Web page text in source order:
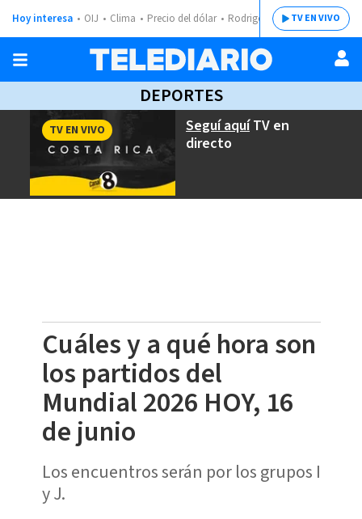
Hoy interesa OIJ Clima Precio del dólar Rodrigo ChavesTV EN VIVO
DEPORTES
Seguí aquíTV en
directo
TV EN VIVO
Cuáles y a qué hora son
los partidos del
Mundial 2026 HOY, 16
de junio
Los encuentros serán por los grupos I
y J.